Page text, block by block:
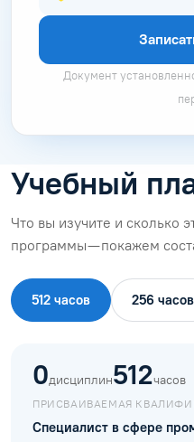
Документ
Учебный
Что вы изучите и сколько
программы — покажем
512 часов 256 часов
0дисциплин512часов
ПРИСВАИВАЕМАЯ
Специалист в сфере